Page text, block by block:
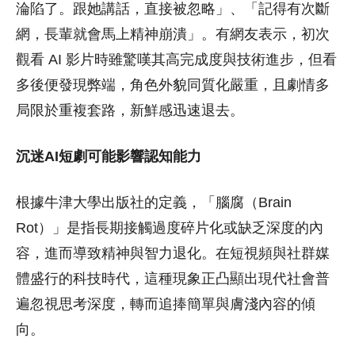
淪陷了。跟她講話，直接被忽略」、「記得有次斷
網，長輩就會馬上精神崩潰」。有網友表示，初次
觀看 AI 影片時雖驚嘆其高完成度與技術進步，但看
多後便發現弊端，角色外貌同質化嚴重，且劇情多
局限於重複套路，新鮮感迅速退去。
沉迷AI短劇可能影響認知能力
根據牛津大學出版社的定義，「腦腐（Brain
Rot）」是指長期接觸過度碎片化或缺乏深度的內
容，進而導致精神與智力退化。在短視頻與社群媒
體盛行的科技時代，這種現象正凸顯出現代社會普
遍忽視思考深度，轉而追捧簡單與膚淺內容的傾
向。